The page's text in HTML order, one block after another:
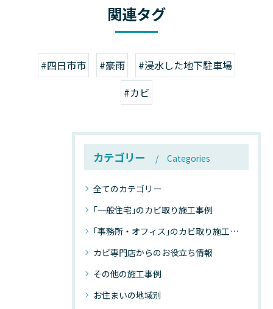
関連タグ
#四日市市 #豪雨
#浸水した地下駐車場
#カビ
カテゴリー Categories
全てのカテゴリー
｢一般住宅｣のカビ取り施工事例
｢事務所・オフィス｣のカビ取り施工事例
カビ専門店からのお役立ち情報
その他の施工事例
お住まいの地域別